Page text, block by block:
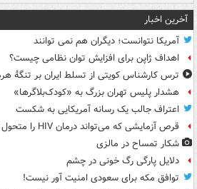
آخرین اخبار
آمریکا نتوانست؛ دیگران هم نمی توانند
اهداف ژاپن برای افزایش توان نظامی چیست؟
ترس کارشناس کویتی از تسلط ایران بر تنگۀ
هشدار پلیس تهران بزرگ به «کودک‌بلاگرها»
اعتراف جالب یک رسانه آمریکایی به شکست
قرص آزمایشی که می‌تواند درمان HIV را متحول کند
شکار تمساح در مالزی
دلایل پارگی رگ خونی در چشم
توافق مکه برای سعودی امنیت آور نیست!